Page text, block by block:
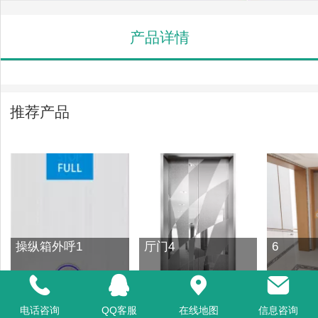
产品详情
推荐产品
操纵箱外呼1 厅门4 6
电话咨询 QQ客服 在线地图 信息咨询